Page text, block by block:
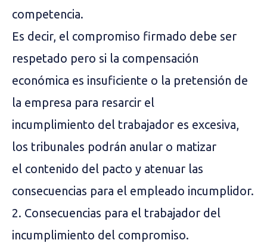
competencia.
Es decir, el compromiso firmado debe ser
respetado pero si la compensación
económica es insuficiente o la pretensión de
la empresa para resarcir el
incumplimiento del trabajador es excesiva,
los tribunales podrán anular o matizar
el contenido del pacto y atenuar las
consecuencias para el empleado incumplidor.
2. Consecuencias para el trabajador del
incumplimiento del compromiso.